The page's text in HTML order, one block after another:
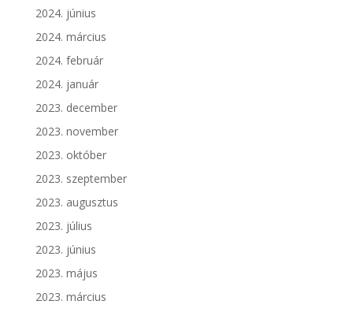
2024. június
2024. március
2024. február
2024. január
2023. december
2023. november
2023. október
2023. szeptember
2023. augusztus
2023. július
2023. június
2023. május
2023. március